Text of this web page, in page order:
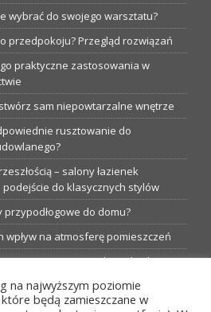
wybrać do swojego warsztatu?
przedpokoju? Przegląd rozwiązań
praktyczne zastosowania w
sam niepowtarzalne wnętrze
rusztowanie do
– salony łazienek
do klasycznych stylów
przypodłogowe do domu?
wpływ na atmosferę pomieszczeń
magazyny podczas budowy
każdego budowlańca i instalatora
na najwyższym poziomie
będą zamieszczane w